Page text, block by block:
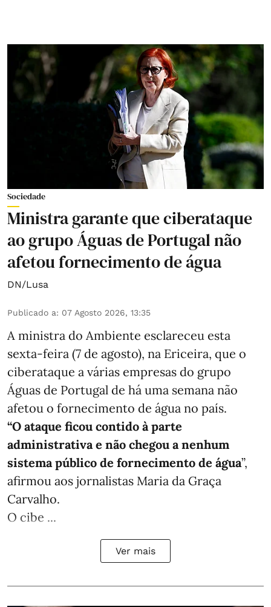
Sociedade
Ministra garante que ciberataque
ao grupo Águas de Portugal não
afetou fornecimento de água
DN/Lusa
Publicado a: 07 Agosto 2026, 13:35
A ministra do Ambiente esclareceu esta
sexta-feira (7 de agosto), na Ericeira, que o
ciberataque a várias empresas do grupo
Águas de Portugal de há uma semana não
afetou o fornecimento de água no país.
“O ataque ficou contido à parte
administrativa e não chegou a nenhum
sistema público de fornecimento de água”,
afirmou aos jornalistas Maria da Graça
Carvalho.
O cibe ...
Ver mais